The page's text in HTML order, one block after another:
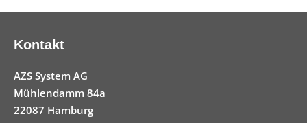
Kontakt
AZS System AG
Mühlendamm 84a
22087 Hamburg